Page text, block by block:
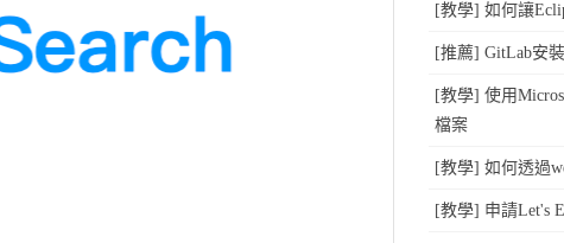
[教學] 如何讓
[推薦] GitLab安
[教學] 使用
檔案
[教學] 如何透過
[教學] 申請Let's